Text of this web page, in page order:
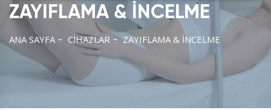
ZAYIFLAMA & İNCELME
ANA SAYFA CİHAZLAR ZAYIFLAMA & İNCELME